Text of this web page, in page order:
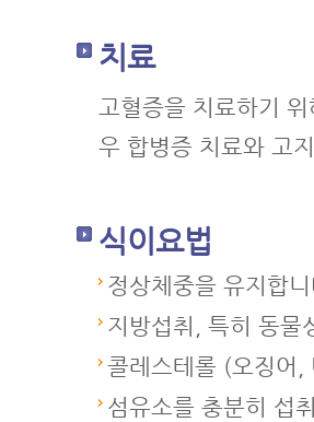
치료
고혈증을 치료하기
우 합병증 치료와 고
식이요법
정상체중을 유지합
지방섭취, 특히 동물
콜레스테롤 (오징어,
섬유소를 충분히 섭